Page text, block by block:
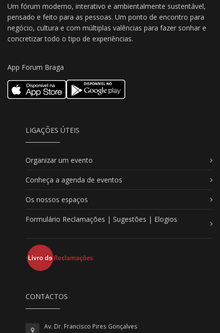
Um fórum moderno, interativo e ambientalmente sustentável,
pensado e feito para as pessoas. Um ponto de encontro para
negócio, cultura e com múltiplas valências para fazer sonhar e
concretizar todo o tipo de experiências.
App Forum Braga
LIGAÇÕES ÚTEIS
Organizar um evento
Conheça a agenda de eventos
Os nossos espaços
Formulário Reclamações | Sugestões | Elogios
CONTACTOS
Av. Dr. Francisco Pires Gonçalves